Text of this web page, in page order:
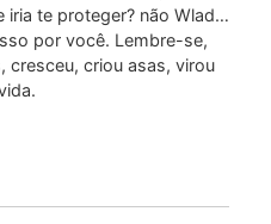
iria te proteger? não Wlad…
por você. Lembre-se,
cresceu, criou asas, virou